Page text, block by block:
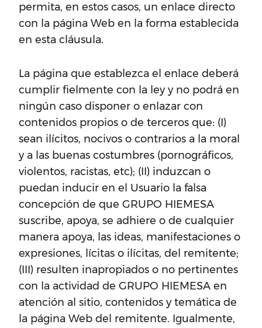
permita, en estos casos, un enlace directo
con la página Web en la forma establecida
en esta cláusula.
La página que establezca el enlace deberá
cumplir fielmente con la ley y no podrá en
ningún caso disponer o enlazar con
contenidos propios o de terceros que: (I)
sean ilícitos, nocivos o contrarios a la moral
y a las buenas costumbres (pornográficos,
violentos, racistas, etc); (II) induzcan o
puedan inducir en el Usuario la falsa
concepción de que GRUPO HIEMESA
suscribe, apoya, se adhiere o de cualquier
manera apoya, las ideas, manifestaciones o
expresiones, lícitas o ilícitas, del remitente;
(III) resulten inapropiados o no pertinentes
con la actividad de GRUPO HIEMESA en
atención al sitio, contenidos y temática de
la página Web del remitente. Igualmente,